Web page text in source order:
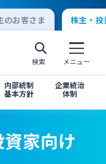
のお客さま 株主・
検索 メニュー
内部統制
基本方針
企業統治
体制
会資料
会資料
ンキング
家向け